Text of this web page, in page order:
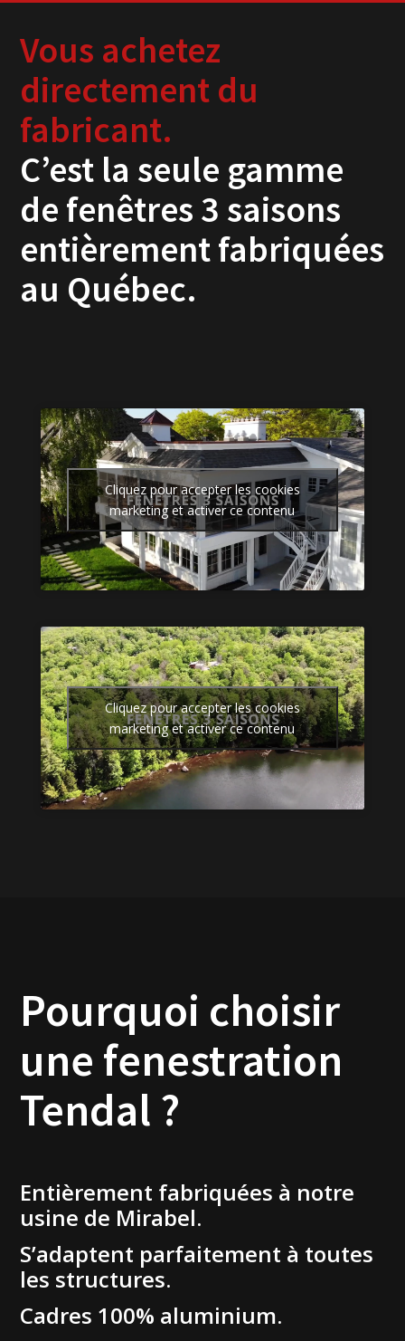
Vous achetez
directement du
fabricant.
C’est la seule gamme
de fenêtres 3 saisons
entièrement fabriquées
au Québec.
Cliquez pour accepter les cookies
marketing et activer ce contenu
Cliquez pour accepter les cookies
marketing et activer ce contenu
Pourquoi choisir
une fenestration
Tendal ?
Entièrement fabriquées à notre
usine de Mirabel.
S’adaptent parfaitement à toutes
les structures.
Cadres 100% aluminium.